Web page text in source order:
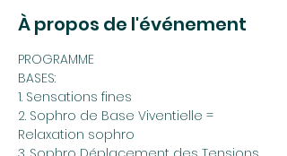
À propos de l'événement
PROGRAMME
BASES:
1. Sensations fines
2. Sophro de Base Viventielle =
Relaxation sophro